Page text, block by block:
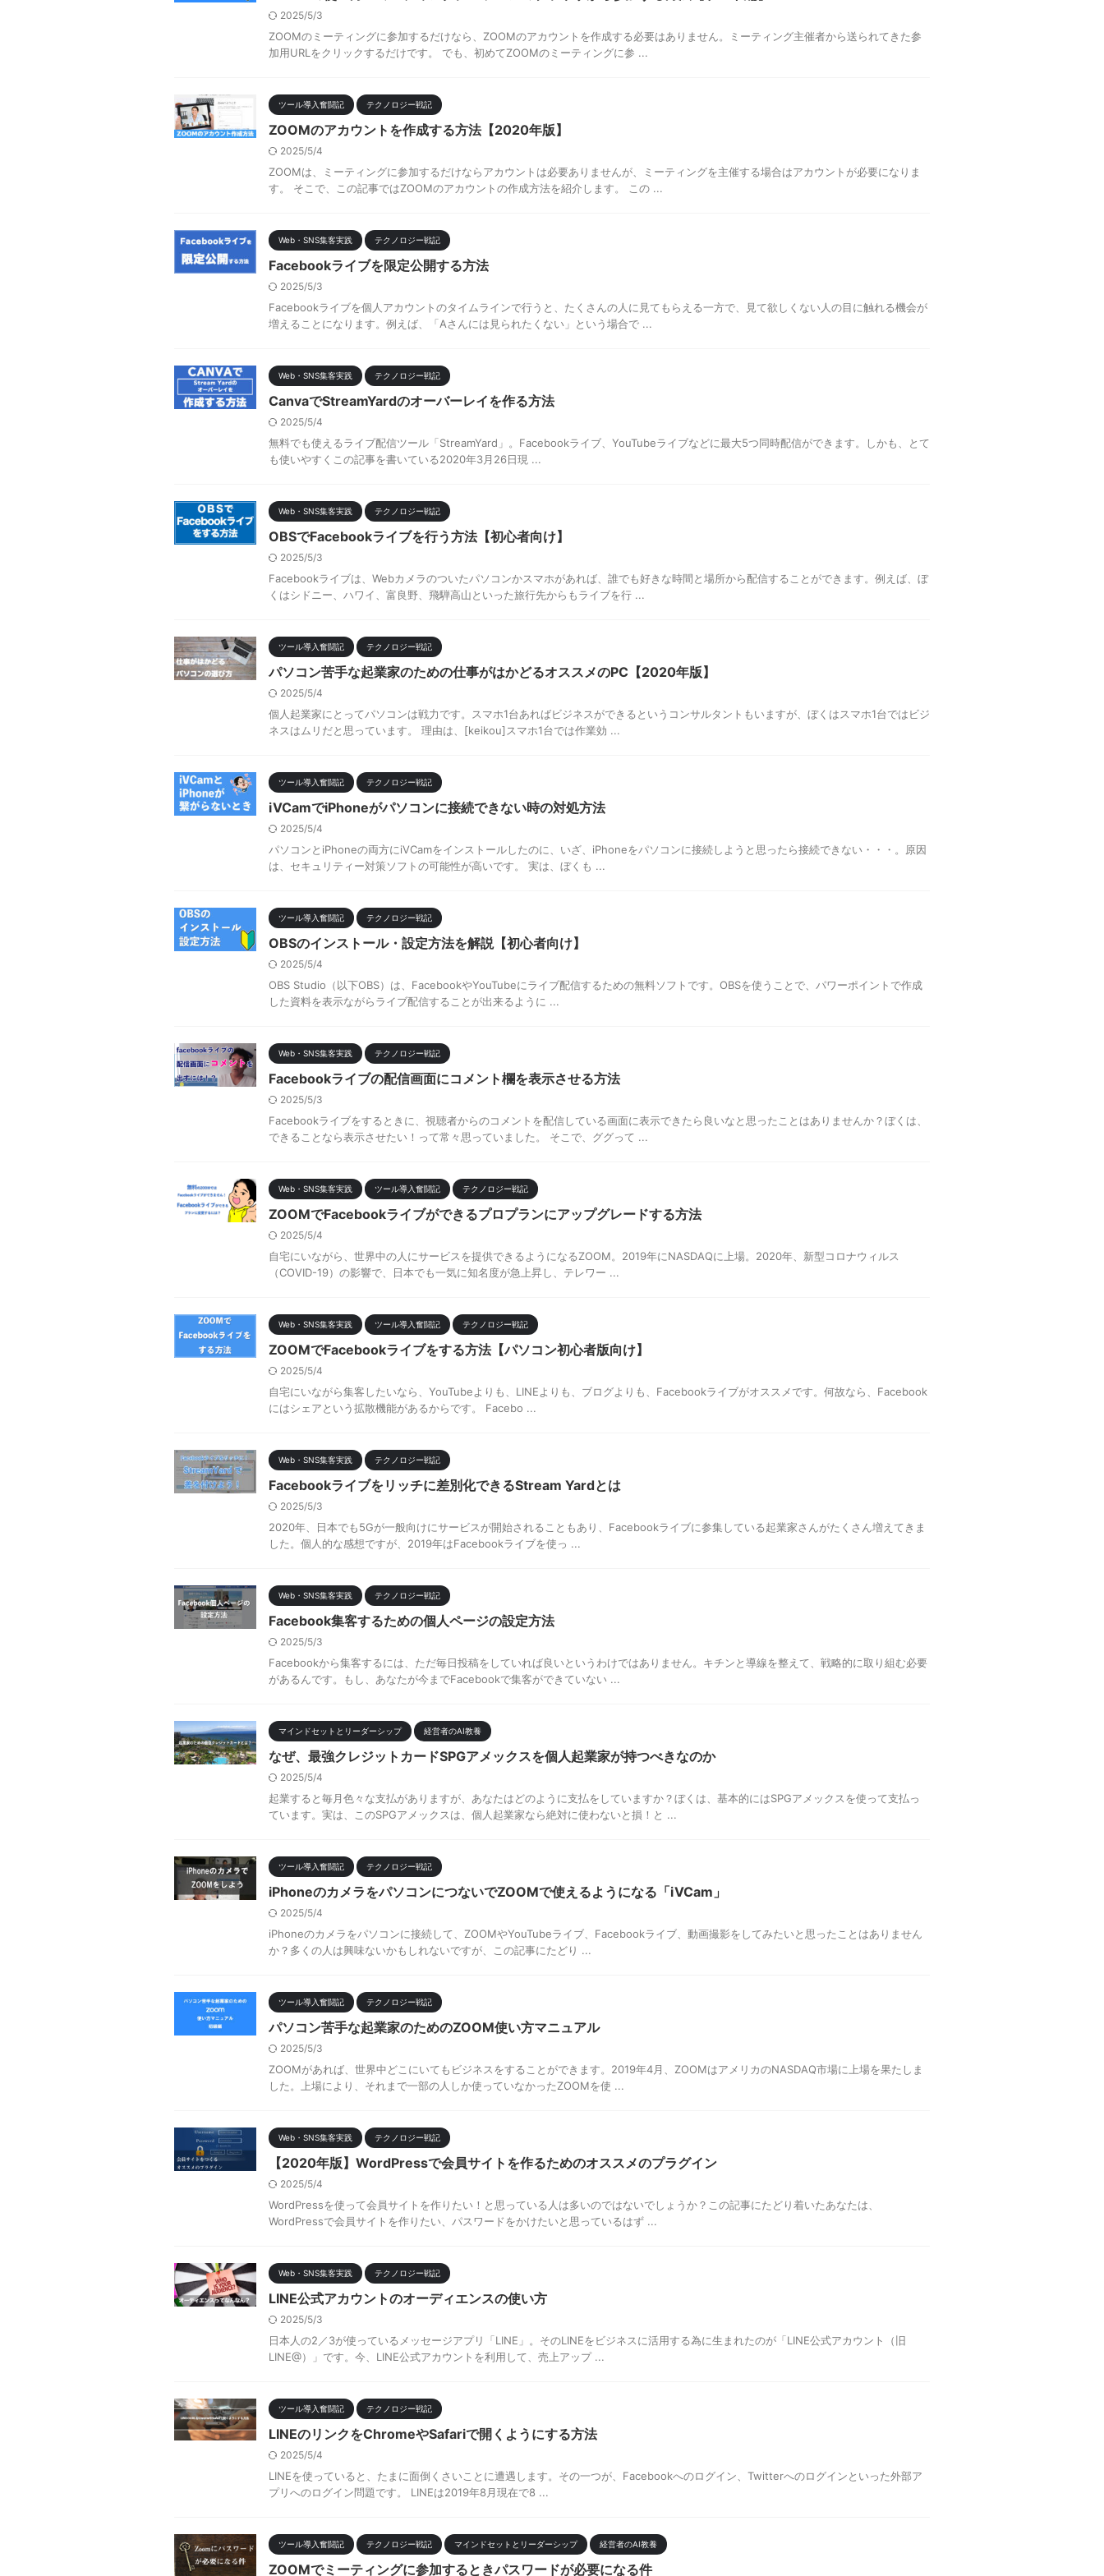
2025/5/3
ZOOMのミーティングに参加するだけなら、ZOOMのアカウントを作成する必要はありません。ミーティング主催者から送られてきた参
加用URLをクリックするだけです。 でも、初めてZOOMのミーティングに参 ...
ツール導入奮闘記 テクノロジー戦記
ZOOMのアカウントを作成する方法【2020年版】
2025/5/4
ZOOMは、ミーティングに参加するだけならアカウントは必要ありませんが、ミーティングを主催する場合はアカウントが必要になりま
す。 そこで、この記事ではZOOMのアカウントの作成方法を紹介します。 この ...
Web・SNS集客実践 テクノロジー戦記
Facebookライブを限定公開する方法
2025/5/3
Facebookライブを個人アカウントのタイムラインで行うと、たくさんの人に見てもらえる一方で、見て欲しくない人の目に触れる機会が
増えることになります。例えば、「Aさんには見られたくない」という場合で ...
Web・SNS集客実践 テクノロジー戦記
CanvaでStreamYardのオーバーレイを作る方法
2025/5/4
無料でも使えるライブ配信ツール「StreamYard」。Facebookライブ、YouTubeライブなどに最大5つ同時配信ができます。しかも、とて
も使いやすくこの記事を書いている2020年3月26日現 ...
Web・SNS集客実践 テクノロジー戦記
OBSでFacebookライブを行う方法【初心者向け】
2025/5/3
Facebookライブは、Webカメラのついたパソコンかスマホがあれば、誰でも好きな時間と場所から配信することができます。例えば、ぼ
くはシドニー、ハワイ、富良野、飛騨高山といった旅行先からもライブを行 ...
ツール導入奮闘記 テクノロジー戦記
パソコン苦手な起業家のための仕事がはかどるオススメのPC【2020年版】
2025/5/4
個人起業家にとってパソコンは戦力です。スマホ1台あればビジネスができるというコンサルタントもいますが、ぼくはスマホ1台ではビジ
ネスはムリだと思っています。 理由は、[keikou]スマホ1台では作業効 ...
ツール導入奮闘記 テクノロジー戦記
iVCamでiPhoneがパソコンに接続できない時の対処方法
2025/5/4
パソコンとiPhoneの両方にiVCamをインストールしたのに、いざ、iPhoneをパソコンに接続しようと思ったら接続できない・・・。原因
は、セキュリティー対策ソフトの可能性が高いです。 実は、ぼくも ...
ツール導入奮闘記 テクノロジー戦記
OBSのインストール・設定方法を解説【初心者向け】
2025/5/4
OBS Studio（以下OBS）は、FacebookやYouTubeにライブ配信するための無料ソフトです。OBSを使うことで、パワーポイントで作成
した資料を表示ながらライブ配信することが出来るように ...
Web・SNS集客実践 テクノロジー戦記
Facebookライブの配信画面にコメント欄を表示させる方法
2025/5/3
Facebookライブをするときに、視聴者からのコメントを配信している画面に表示できたら良いなと思ったことはありませんか？ぼくは、
できることなら表示させたい！って常々思っていました。 そこで、ググって ...
Web・SNS集客実践 ツール導入奮闘記 テクノロジー戦記
ZOOMでFacebookライブができるプロプランにアップグレードする方法
2025/5/4
自宅にいながら、世界中の人にサービスを提供できるようになるZOOM。2019年にNASDAQに上場。2020年、新型コロナウィルス
（COVID-19）の影響で、日本でも一気に知名度が急上昇し、テレワー ...
Web・SNS集客実践 ツール導入奮闘記 テクノロジー戦記
ZOOMでFacebookライブをする方法【パソコン初心者版向け】
2025/5/4
自宅にいながら集客したいなら、YouTubeよりも、LINEよりも、ブログよりも、Facebookライブがオススメです。何故なら、Facebook
にはシェアという拡散機能があるからです。 Facebo ...
Web・SNS集客実践 テクノロジー戦記
Facebookライブをリッチに差別化できるStream Yardとは
2025/5/3
2020年、日本でも5Gが一般向けにサービスが開始されることもあり、Facebookライブに参集している起業家さんがたくさん増えてきま
した。個人的な感想ですが、2019年はFacebookライブを使っ ...
Web・SNS集客実践 テクノロジー戦記
Facebook集客するための個人ページの設定方法
2025/5/3
Facebookから集客するには、ただ毎日投稿をしていれば良いというわけではありません。キチンと導線を整えて、戦略的に取り組む必要
があるんです。もし、あなたが今までFacebookで集客ができていない ...
マインドセットとリーダーシップ 経営者のAI教養
なぜ、最強クレジットカードSPGアメックスを個人起業家が持つべきなのか
2025/5/4
起業すると毎月色々な支払がありますが、あなたはどのように支払をしていますか？ぼくは、基本的にはSPGアメックスを使って支払っ
ています。実は、このSPGアメックスは、個人起業家なら絶対に使わないと損！と ...
ツール導入奮闘記 テクノロジー戦記
iPhoneのカメラをパソコンにつないでZOOMで使えるようになる「iVCam」
2025/5/4
iPhoneのカメラをパソコンに接続して、ZOOMやYouTubeライブ、Facebookライブ、動画撮影をしてみたいと思ったことはありません
か？多くの人は興味ないかもしれないですが、この記事にたどり ...
ツール導入奮闘記 テクノロジー戦記
パソコン苦手な起業家のためのZOOM使い方マニュアル
2025/5/3
ZOOMがあれば、世界中どこにいてもビジネスをすることができます。2019年4月、ZOOMはアメリカのNASDAQ市場に上場を果たしま
した。上場により、それまで一部の人しか使っていなかったZOOMを使 ...
Web・SNS集客実践 テクノロジー戦記
【2020年版】WordPressで会員サイトを作るためのオススメのプラグイン
2025/5/4
WordPressを使って会員サイトを作りたい！と思っている人は多いのではないでしょうか？この記事にたどり着いたあなたは、
WordPressで会員サイトを作りたい、パスワードをかけたいと思っているはず ...
Web・SNS集客実践 テクノロジー戦記
LINE公式アカウントのオーディエンスの使い方
2025/5/3
日本人の2／3が使っているメッセージアプリ「LINE」。そのLINEをビジネスに活用する為に生まれたのが「LINE公式アカウント（旧
LINE@）」です。今、LINE公式アカウントを利用して、売上アップ ...
ツール導入奮闘記 テクノロジー戦記
LINEのリンクをChromeやSafariで開くようにする方法
2025/5/4
LINEを使っていると、たまに面倒くさいことに遭遇します。その一つが、Facebookへのログイン、Twitterへのログインといった外部ア
プリへのログイン問題です。 LINEは2019年8月現在で8 ...
ツール導入奮闘記 テクノロジー戦記 マインドセットとリーダーシップ 経営者のAI教養
ZOOMでミーティングに参加するときパスワードが必要になる件